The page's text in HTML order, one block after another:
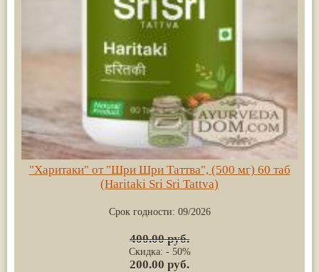
"Харитаки" от "Шри Шри Таттва", (500 мг) 60 таб
(Haritaki Sri Sri Tattva)
Срок годности: 09/2026
400.00 руб.
Скидка: - 50%
200.00 руб.